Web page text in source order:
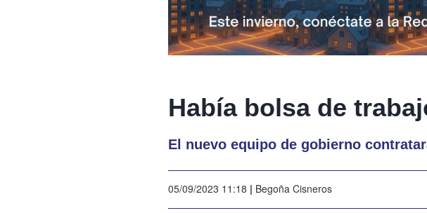
Había bolsa de
El nuevo equipo de gobierno
05/09/2023 11:18 | Begoña Cisneros